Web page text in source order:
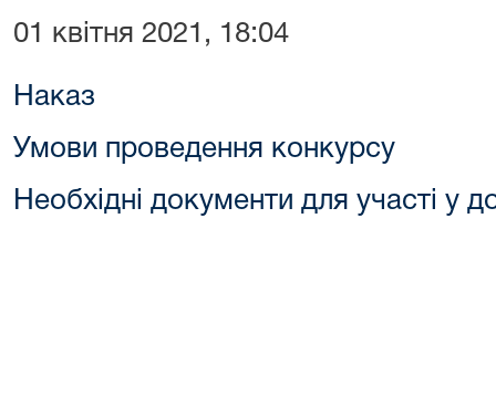
01 квітня 2021, 18:04
Наказ
Умови проведення конкурсу
Необхідні документи для участі у